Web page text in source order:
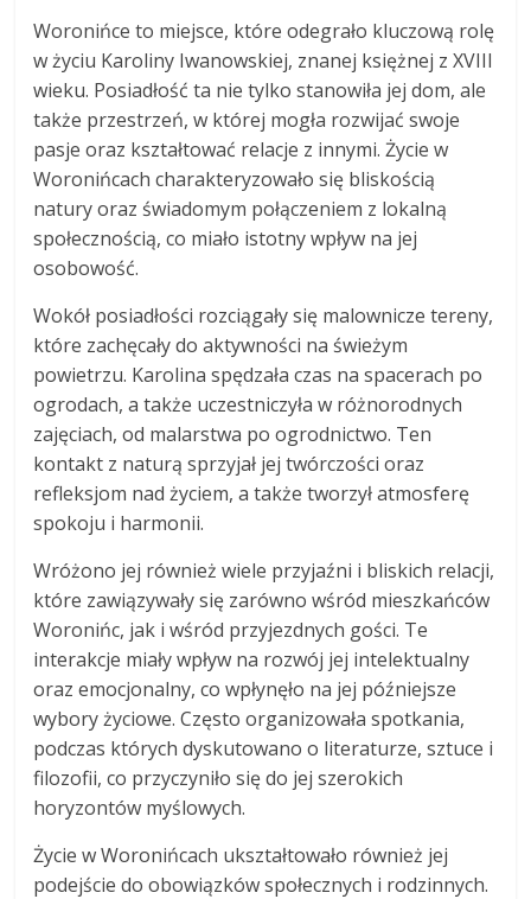
Woronińce to miejsce, które odegrało kluczową rolę
w życiu Karoliny Iwanowskiej, znanej księżnej z XVIII
wieku. Posiadłość ta nie tylko stanowiła jej dom, ale
także przestrzeń, w której mogła rozwijać swoje
pasje oraz kształtować relacje z innymi. Życie w
Woronińcach charakteryzowało się bliskością
natury oraz świadomym połączeniem z lokalną
społecznością, co miało istotny wpływ na jej
osobowość.
Wokół posiadłości rozciągały się malownicze tereny,
które zachęcały do aktywności na świeżym
powietrzu. Karolina spędzała czas na spacerach po
ogrodach, a także uczestniczyła w różnorodnych
zajęciach, od malarstwa po ogrodnictwo. Ten
kontakt z naturą sprzyjał jej twórczości oraz
refleksjom nad życiem, a także tworzył atmosferę
spokoju i harmonii.
Wróżono jej również wiele przyjaźni i bliskich relacji,
które zawiązywały się zarówno wśród mieszkańców
Woronińc, jak i wśród przyjezdnych gości. Te
interakcje miały wpływ na rozwój jej intelektualny
oraz emocjonalny, co wpłynęło na jej późniejsze
wybory życiowe. Często organizowała spotkania,
podczas których dyskutowano o literaturze, sztuce i
filozofii, co przyczyniło się do jej szerokich
horyzontów myślowych.
Życie w Woronińcach ukształtowało również jej
podejście do obowiązków społecznych i rodzinnych.